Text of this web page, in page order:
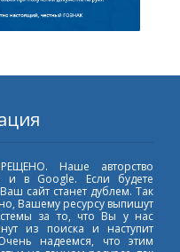
Наше авторство
и в Google. Если будете
сайт станет дублем. Так
Вашему ресурсу выпишут
за то, что Вы у нас
из поиска и наступит
надеемся, что этим